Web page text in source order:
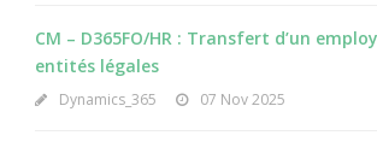
CM – D365FO/HR : Transfert d’un
entités légales
Dynamics_365 07 Nov 2025